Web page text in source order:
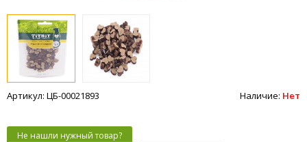
Артикул: ЦБ-00021893 Наличие: Нет
Не нашли нужный товар?